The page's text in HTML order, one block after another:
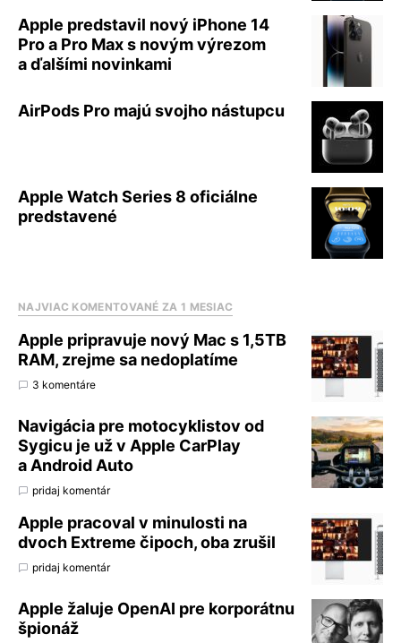
Apple predstavil nový iPhone 14
Pro a Pro Max s novým výrezom
a ďalšími novinkami
AirPods Pro majú svojho nástupcu
Apple Watch Series 8 oficiálne
predstavené
NAJVIAC KOMENTOVANÉ ZA 1 MESIAC
Apple pripravuje nový Mac s 1,5TB
RAM, zrejme sa nedoplatíme
3 komentáre
Navigácia pre motocyklistov od
Sygicu je už v Apple CarPlay
a Android Auto
pridaj komentár
Apple pracoval v minulosti na
dvoch Extreme čipoch, oba zrušil
pridaj komentár
Apple žaluje OpenAI pre korporátnu
špionáž